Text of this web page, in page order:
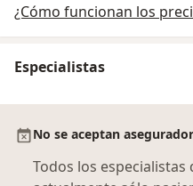
¿Cómo funcionan los
Especialistas
No se aceptan
Todos los especialistas